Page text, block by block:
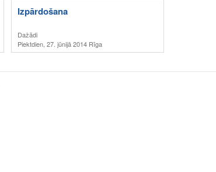
Izpārdošana
Dažādi
Piektdien, 27. jūnijā 2014 Rīga